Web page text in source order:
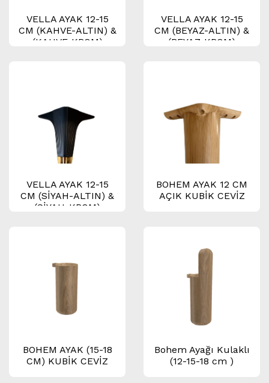
VELLA AYAK 12-15
CM (KAHVE-ALTIN) &
(KAHVE-KROM)
VELLA AYAK 12-15
CM (BEYAZ-ALTIN) &
(BEYAZ-KROM)
VELLA AYAK 12-15
CM (SİYAH-ALTIN) &
(SİYAH-KROM)
BOHEM AYAK 12 CM
AÇIK KUBİK CEVİZ
BOHEM AYAK (15-18
CM) KUBİK CEVİZ
Bohem Ayağı Kulaklı
(12-15-18 cm )